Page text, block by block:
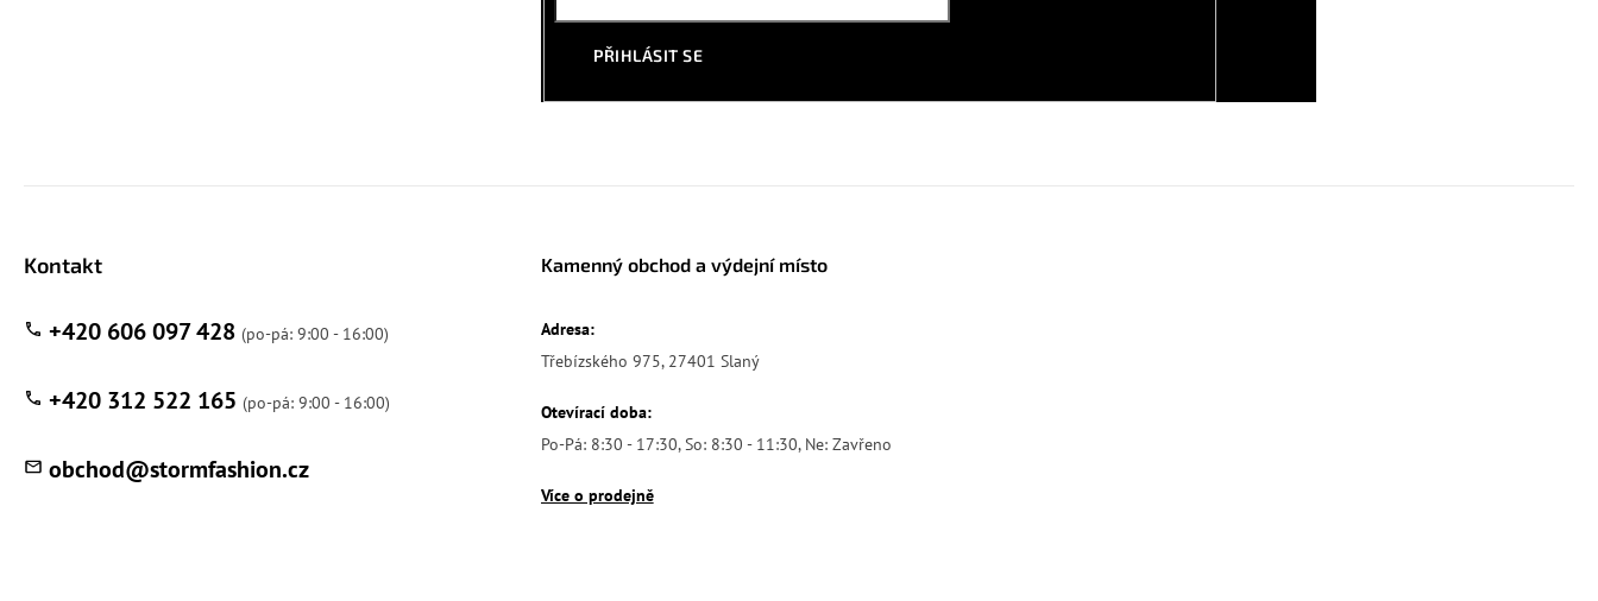
PŘIHLÁSIT SE
Kontakt
obchod@stormfashion.cz
+420 606 097 428
+420 312 522 165
Kamenný obchod a výdejní místo
Adresa:
Třebízského 975, 27401 Slaný
Otevírací doba:
Po-Pá: 8:30 - 17:30, So: 8:30 - 11:30, Ne: Zavřeno
Více o prodejně